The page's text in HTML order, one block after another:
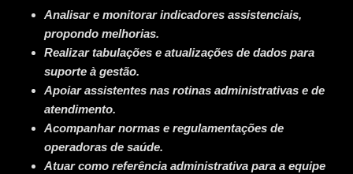
Analisar e monitorar indicadores assistenciais,
propondo melhorias.
Realizar tabulações e atualizações de dados para
suporte à gestão.
Apoiar assistentes nas rotinas administrativas e de
atendimento.
Acompanhar normas e regulamentações de
operadoras de saúde.
Atuar como referência administrativa para a equipe